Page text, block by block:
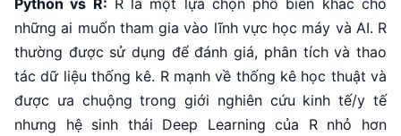
Python vs R: R là một lựa chọn phổ biến khác cho
những ai muốn tham gia vào lĩnh vực học máy và AI. R
thường được sử dụng để đánh giá, phân tích và thao
tác dữ liệu thống kê. R mạnh về thống kê học thuật và
được ưa chuộng trong giới nghiên cứu kinh tế/y tế
nhưng hệ sinh thái Deep Learning của R nhỏ hơn